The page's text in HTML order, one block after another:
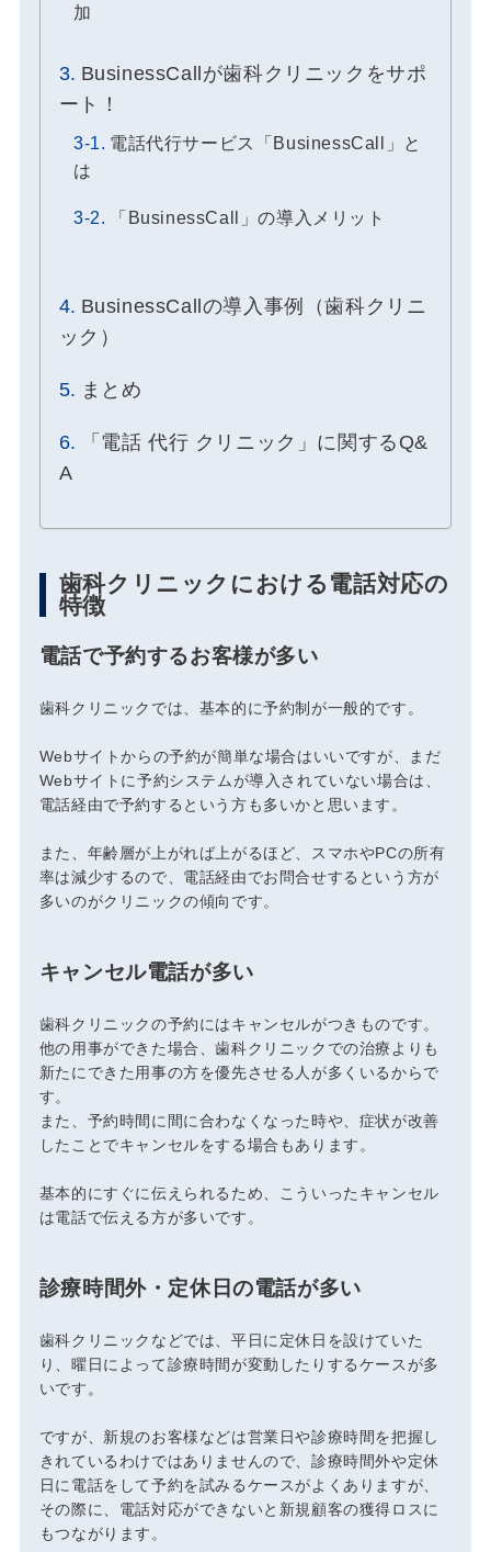
加
BusinessCallが歯科クリニックをサポ
ート！
電話代行サービス「BusinessCall」と
は
「BusinessCall」の導入メリット
BusinessCallの導入事例（歯科クリニ
ック）
まとめ
「電話 代行 クリニック」に関するQ&
A
歯科クリニックにおける電話対応の
特徴
電話で予約するお客様が多い
歯科クリニックでは、基本的に予約制が一般的です。
Webサイトからの予約が簡単な場合はいいですが、まだ
Webサイトに予約システムが導入されていない場合は、
電話経由で予約するという方も多いかと思います。
また、年齢層が上がれば上がるほど、スマホやPCの所有
率は減少するので、電話経由でお問合せするという方が
多いのがクリニックの傾向です。
キャンセル電話が多い
歯科クリニックの予約にはキャンセルがつきものです。
他の用事ができた場合、歯科クリニックでの治療よりも
新たにできた用事の方を優先させる人が多くいるからで
す。
また、予約時間に間に合わなくなった時や、症状が改善
したことでキャンセルをする場合もあります。
基本的にすぐに伝えられるため、こういったキャンセル
は電話で伝える方が多いです。
診療時間外・定休日の電話が多い
歯科クリニックなどでは、平日に定休日を設けていた
り、曜日によって診療時間が変動したりするケースが多
いです。
ですが、新規のお客様などは営業日や診療時間を把握し
きれているわけではありませんので、診療時間外や定休
日に電話をして予約を試みるケースがよくありますが、
その際に、電話対応ができないと新規顧客の獲得ロスに
もつながります。